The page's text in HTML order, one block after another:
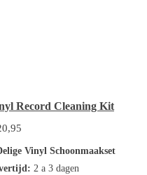
Record Cleaning Kit
Vinyl Schoonmaakset
2 a 3 dagen